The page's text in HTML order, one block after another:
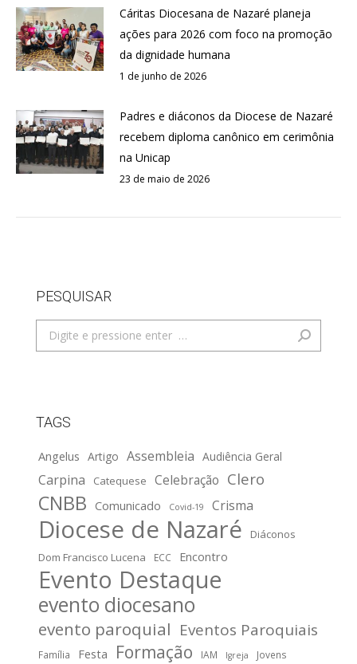
Cáritas Diocesana de Nazaré planeja
ações para 2026 com foco na promoção
da dignidade humana
1 de junho de 2026
Padres e diáconos da Diocese de Nazaré
recebem diploma canônico em cerimônia
na Unicap
23 de maio de 2026
PESQUISAR
Search:
TAGS
Angelus Artigo Assembleia Audiência Geral
Carpina Catequese Celebração Clero
CNBB Comunicado Covid-19 Crisma
Diocese de Nazaré
Diáconos
Dom Francisco Lucena
ECC Encontro
Evento Destaque
evento diocesano
evento paroquial Eventos Paroquiais
Família Festa Formação IAM Igreja Jovens